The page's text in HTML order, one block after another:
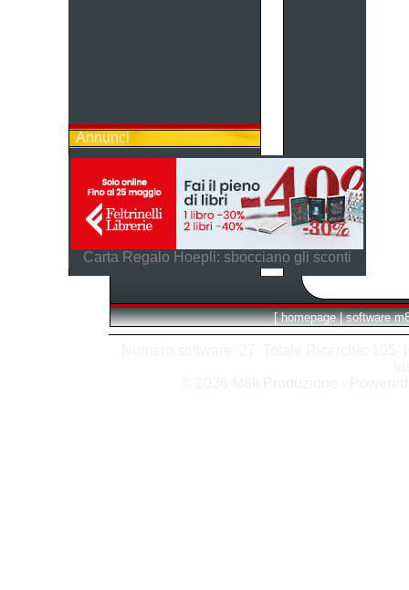
Annunci
Carta Regalo Hoepli: sbocciano gli sconti
[ homepage | software